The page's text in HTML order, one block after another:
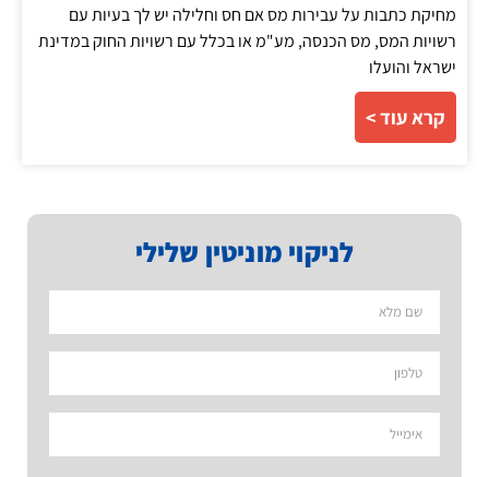
לניקוי מוניטין שלילי
מחיקת כתבות על עבירות מס אם חס וחלילה יש לך בעיות עם
רשויות המס, מס הכנסה, מע"מ או בכלל עם רשויות החוק במדינת
ישראל והועלו
קרא עוד >